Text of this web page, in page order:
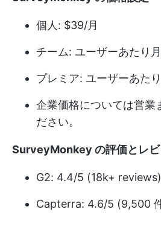
個人: $39/月
チーム: ユーザーあたり
プレミア: ユーザーあた
企業価格については営業
ださい。
SurveyMonkey の評価とレ
G2: 4.4/5 (18k+ reviews)
Capterra: 4.6/5 (9,500